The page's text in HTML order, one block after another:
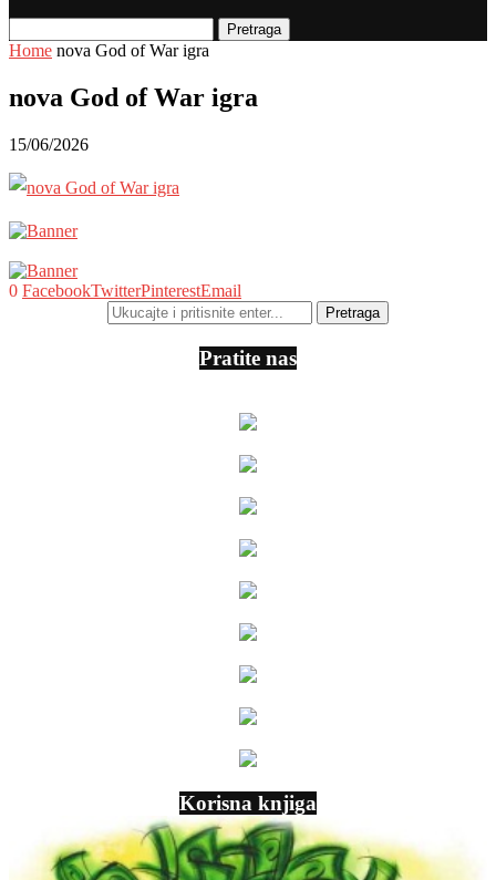
Pretraga
Home nova God of War igra
nova God of War igra
15/06/2026
0 FacebookTwitterPinterestEmail
Pratite nas
Korisna knjiga